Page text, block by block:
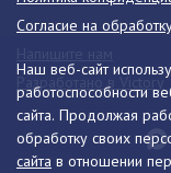
Наш веб-сайт
работоспособности
сайта. Продолжая
обработку своих
сайта в отношении
Согласие на
Разработано в Victory